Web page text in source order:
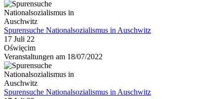
Spurensuche Nationalsozialismus in Auschwitz
17 Juli 22
Oświęcim
Veranstaltungen am 18/07/2022
Spurensuche Nationalsozialismus in Auschwitz